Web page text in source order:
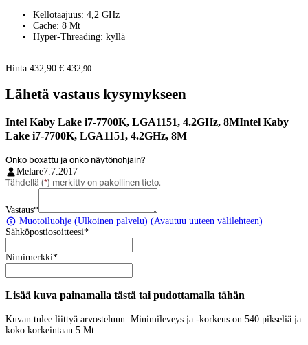
Kellotaajuus: 4,2 GHz
Cache: 8 Mt
Hyper-Threading: kyllä
Hinta 432,90 €. 432,90
Lähetä vastaus kysymykseen
Intel Kaby Lake i7-7700K, LGA1151, 4.2GHz, 8MIntel Kaby
Lake i7-7700K, LGA1151, 4.2GHz, 8M
Onko boxattu ja onko näytönohjain?
Melare7.7.2017
Tähdellä (*) merkitty on pakollinen tieto.
Vastaus*
Muotoiluohje (Ulkoinen palvelu) (Avautuu uuteen välilehteen)
Sähköpostiosoitteesi*
Nimimerkki*
Lisää kuva painamalla tästä tai pudottamalla tähän
Kuvan tulee liittyä arvosteluun. Minimileveys ja -korkeus on 540 pikseliä ja
koko korkeintaan 5 Mt.